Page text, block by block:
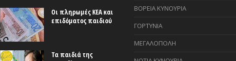
Οι πληρωμές ΚΕΑ και
επιδόματος παιδιού
Τα παιδιά της
ΒΟΡΕΙΑ ΚΥΝΟΥΡΙΑ
ΓΟΡΤΥΝΙΑ
ΜΕΓΑΛΟΠΟΛΗ